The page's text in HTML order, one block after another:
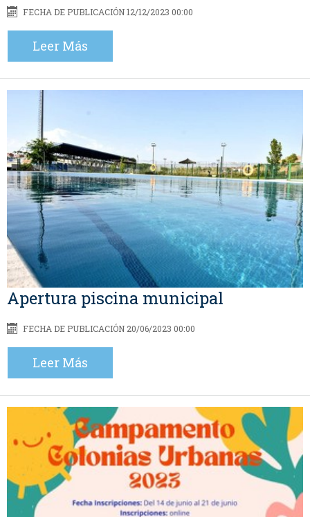
FECHA DE PUBLICACIÓN 12/12/2023 00:00
Leer Más
Apertura piscina municipal
FECHA DE PUBLICACIÓN 20/06/2023 00:00
Leer Más